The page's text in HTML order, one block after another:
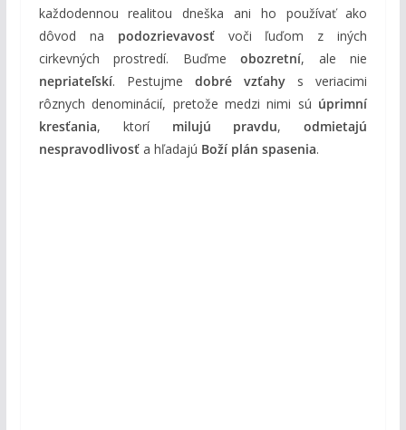
každodennou realitou dneška ani ho používať ako
dôvod na podozrievavosťvoči ľuďom z iných
cirkevných prostredí. Buďmeobozretní, ale nie
nepriateľskí. Pestujme dobré vzťahy s veriacimi
rôznych denominácií, pretože medzi nimi sú úprimní
kresťania, ktorí milujú pravdu,odmietajú
nespravodlivosťa hľadajú Boží plán spasenia.